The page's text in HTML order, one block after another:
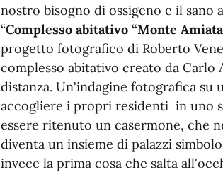
nostro bisogno di ossigeno e il sano
“Complesso abitativo “Monte
progetto fotografico di Roberto
complesso abitativo creato da Carlo
distanza. Un'indagine fotografica su
accogliere i propri residenti in uno
essere ritenuto un casermone, che
diventa un insieme di palazzi
invece la prima cosa che salta